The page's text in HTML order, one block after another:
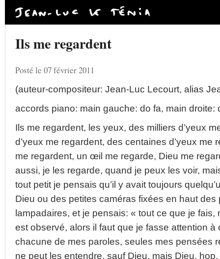
Ils me regardent
Posté le 07 février 2011
(auteur-compositeur: Jean-Luc Lecourt, alias
accords piano: main gauche: do fa, main droite:
Ils me regardent, les yeux, des milliers d’yeux
d’yeux me regardent, des centaines d’yeux me
me regardent, un œil me regarde, Dieu me
aussi, je les regarde, quand je peux les voir,
tout petit je pensais qu’il y avait toujours
Dieu ou des petites caméras fixées en haut
lampadaires, et je pensais: « tout ce que je
est observé, alors il faut que je fasse attention
chacune de mes paroles, seules mes pensées
ne peut les entendre, sauf Dieu, mais Dieu, hop,